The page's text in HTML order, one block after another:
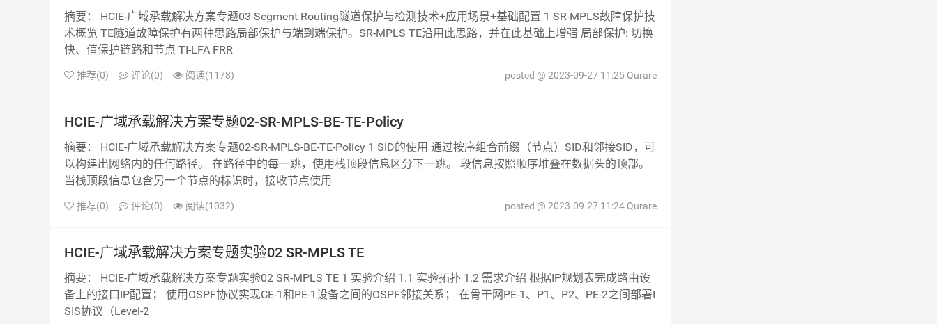
摘要： HCIE-广域承载解决方案专题03-Segment Routing隧道保护与检测技术+应用场景+基础配置 1 SR-MPLS故障保护技
术概览 TE隧道故障保护有两种思路局部保护与端到端保护。SR-MPLS TE沿用此思路，并在此基础上增强 局部保护: 切换
快、值保护链路和节点 TI-LFA FRR
posted @ 2023-09-27 11:25 Qurare
阅读(1178)
评论(0)
推荐(0)
HCIE-广域承载解决方案专题02-SR-MPLS-BE-TE-Policy
摘要： HCIE-广域承载解决方案专题02-SR-MPLS-BE-TE-Policy 1 SID的使用 通过按序组合前缀（节点）SID和邻接SID，可
以构建出网络内的任何路径。 在路径中的每一跳，使用栈顶段信息区分下一跳。 段信息按照顺序堆叠在数据头的顶部。
当栈顶段信息包含另一个节点的标识时，接收节点使用
posted @ 2023-09-27 11:24 Qurare
阅读(1032)
评论(0)
推荐(0)
HCIE-广域承载解决方案专题实验02 SR-MPLS TE
摘要： HCIE-广域承载解决方案专题实验02 SR-MPLS TE 1 实验介绍 1.1 实验拓扑 1.2 需求介绍 根据IP规划表完成路由设
备上的接口IP配置； 使用OSPF协议实现CE-1和PE-1设备之间的OSPF邻接关系； 在骨干网PE-1、P1、P2、PE-2之间部署I
SIS协议（Level-2